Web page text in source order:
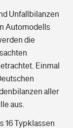
Unfallbilanzen
Automodells
die
Einmal
aller
aus.
16 Typklassen